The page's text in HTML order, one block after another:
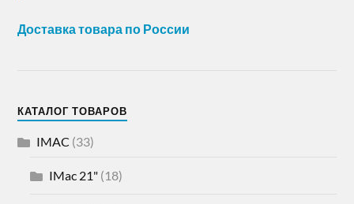
Доставка товара по России
КАТАЛОГ ТОВАРОВ
IMAC (33)
IMac 21" (18)